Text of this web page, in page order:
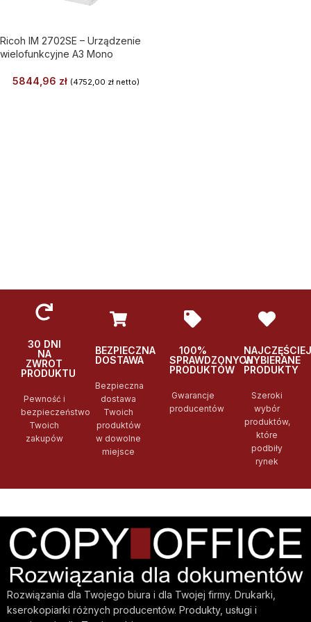
Ricoh IM 2702SE – Urządzenie
wielofunkcyjne A3 Mono
5844,96 zł (4752,00 zł netto)
30 DNI
NA
ZWROT
PRODUKTU
Pewność i
bezpieczeństwo
Twoich
zakupów
BEZPIECZNA
DOSTAWA
Bezpieczna
dostawa
Twoich
produktów
w dowolne
miejsce
100%
SPRAWDZONYCH
PRODUKTÓW
Gwarancje
producentów
NAJCZĘŚCIEJ
WYBIERANE
PRODUKTY
Szeroki
wybór
produktów,
które
podbiły
rynek
Rozwiązania dla Twojego biura i dla Twojej firmy. Drukarki,
kserokopiarki różnych producentów. Produkty, usługi i